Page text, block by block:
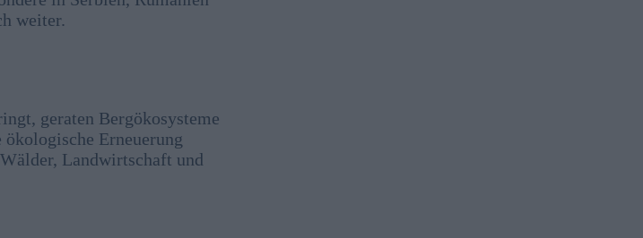
weiter.
geraten Bergökosysteme
Erneuerung
Landwirtschaft und